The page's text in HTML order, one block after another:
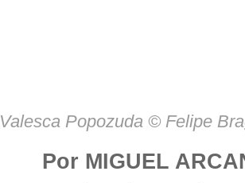
Valesca Popozuda © Felipe
Por MIGUEL